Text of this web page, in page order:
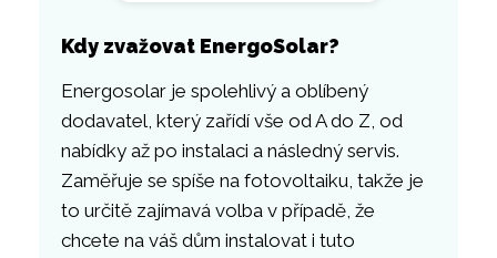
Kdy zvažovat EnergoSolar?
Energosolar je spolehlivý a oblíbený
dodavatel, který zařídí vše od A do Z, od
nabídky až po instalaci a následný servis.
Zaměřuje se spíše na fotovoltaiku, takže je
to určitě zajímavá volba v případě, že
chcete na váš dům instalovat i tuto